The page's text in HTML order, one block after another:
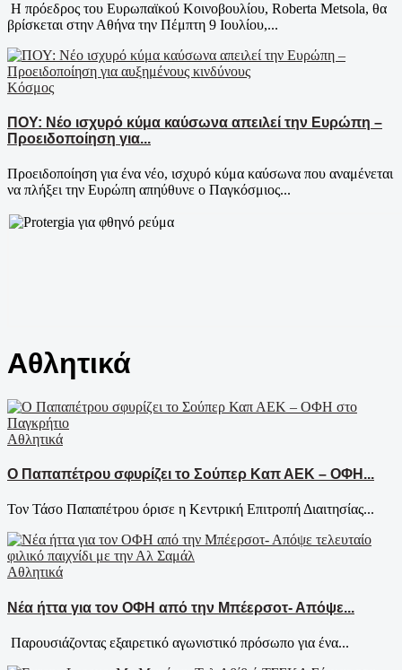
​Η πρόεδρος του Ευρωπαϊκού Κοινοβουλίου, Roberta Metsola, θα
βρίσκεται στην Αθήνα την Πέμπτη 9 Ιουλίου,...
Κόσμος
ΠΟΥ: Νέο ισχυρό κύμα καύσωνα απειλεί την Ευρώπη –
Προειδοποίηση για...
Προειδοποίηση για ένα νέο, ισχυρό κύμα καύσωνα που αναμένεται
να πλήξει την Ευρώπη απηύθυνε ο Παγκόσμιος...
Αθλητικά
Αθλητικά
Ο Παπαπέτρου σφυρίζει το Σούπερ Καπ ΑΕΚ – ΟΦΗ...
Τον Τάσο Παπαπέτρου όρισε η Κεντρική Επιτροπή Διαιτησίας...
Αθλητικά
Νέα ήττα για τον ΟΦΗ από την Μπέερσοτ- Απόψε...
Παρουσιάζοντας εξαιρετικό αγωνιστικό πρόσωπο για ένα...